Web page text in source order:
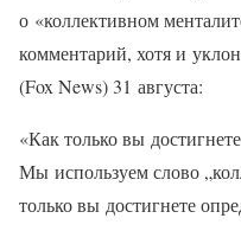
о «коллективном
комментарий, хотя и
(Fox News) 31 августа:
«Как только вы
Мы используем слово
только вы достигнете